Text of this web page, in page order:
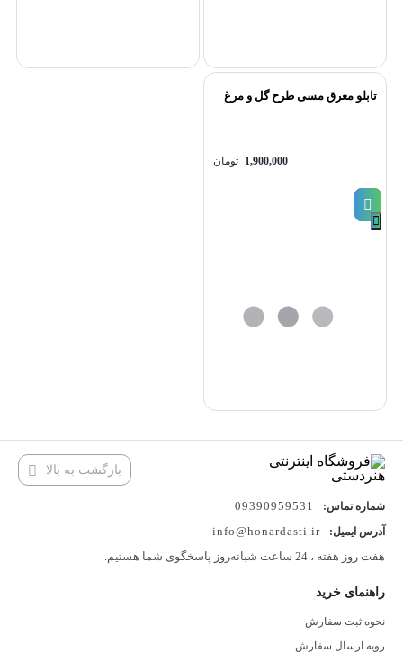
بزنید. سپس بدون اینکه سطح قطعات مس را لمس کنید چسب روی آن‌ها
را جدا کرده و روی تکه روزنامه‌ای قرار دهید. به‌منظور جلوگیری از اکسید
تابلو معرق مسی طرح گل و مرغ
1,900,000 تومان
بازگشت به بالا
شماره تماس: 09390959531
آدرس ایمیل:
info@honardasti.ir
هفت روز هفته ، 24 ساعت شبانه‌روز پاسخگوی شما هستیم.
راهنمای خرید
نحوه ثبت سفارش
رویه ارسال سفارش